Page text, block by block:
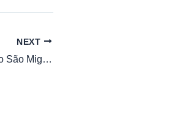
NEXT
312N-10 Terminal Cidade Tiradentes Ao São Miguel Paulista